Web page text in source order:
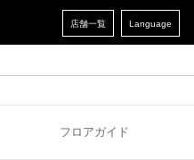
店舗一覧 Language
フロアガイド